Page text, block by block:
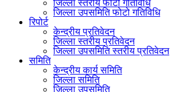
जिल्ला स्तरीय फोटो गतिविधि
जिल्ला उपसमिति फोटो गतिविधि
रिपोर्ट
केन्द्रीय प्रतिवेदन
जिल्ला स्तरीय प्रतिवेदन
जिल्ला उपसमिति स्तरीय प्रतिवेदन
समिति
केन्द्रीय कार्य समिति
जिल्ला समिति
जिल्ला उपसमिति